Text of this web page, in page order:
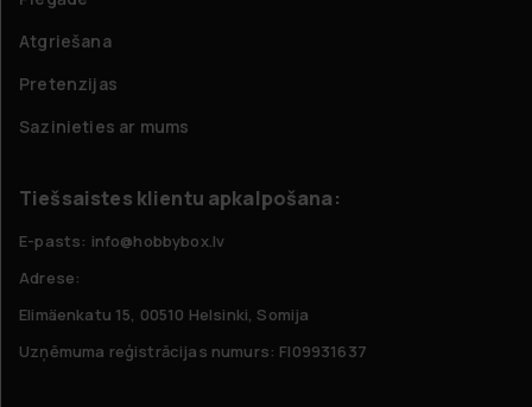
Atgriešana
Pretenzijas
Sazinieties ar mums
Tiešsaistes klientu apkalpošana:
E-pasts: info@hobbybox.lv
Adrese:
Elimäenkatu 15, 00510 Helsinki, Somija
Uzņēmuma reģistrācijas numurs: FI09931637